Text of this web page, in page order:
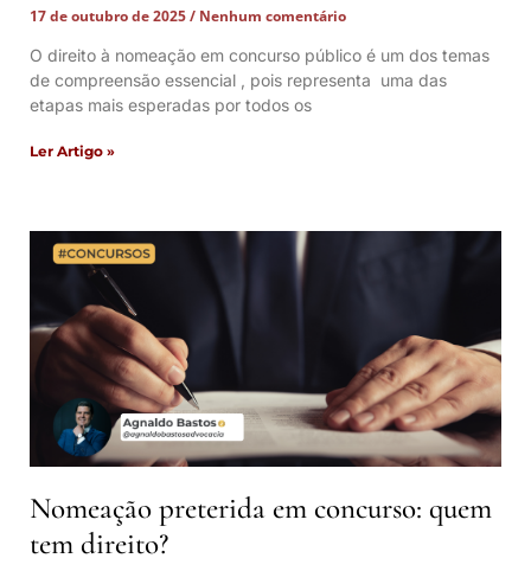
17 de outubro de 2025
Nenhum comentário
O direito à nomeação em concurso público é um dos temas
de compreensão essencial , pois representa uma das
etapas mais esperadas por todos os
Ler Artigo »
Nomeação preterida em concurso: quem
tem direito?